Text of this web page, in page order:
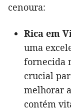
cenoura:
Rica em
uma
fornecida
crucial
melhorar
contém